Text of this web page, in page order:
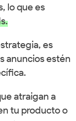
lo que es
es
anuncios estén
atraigan a
tu producto o